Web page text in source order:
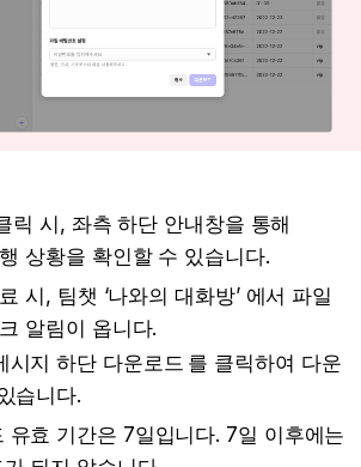
릭 시, 좌측 하단 안내창을 통해
상황을 확인할 수 있습니다.
시, 팀챗 ‘나와의 대화방’ 에서 파일
알림이 옵니다.
시지 하단 다운로드 를 클릭하여 다운
습니다.
유효 기간은 7일입니다. 7일 이후에는